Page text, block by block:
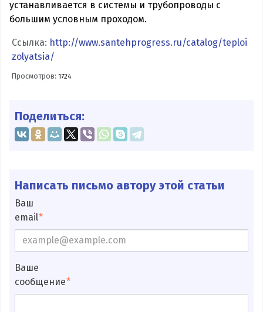
устанавливается в системы и трубопроводы с
большим условным проходом.
Ссылка: http://www.santehprogress.ru/catalog/teploi
zolyatsia/
Просмотров:1724
Поделиться:
Написать письмо автору этой статьи
Ваш
email
Ваше
сообщение